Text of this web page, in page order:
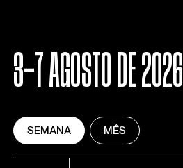
3-7 AGOSTO DE 2026
SEMANA MÊS